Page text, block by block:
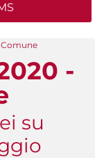
Comune
-
su